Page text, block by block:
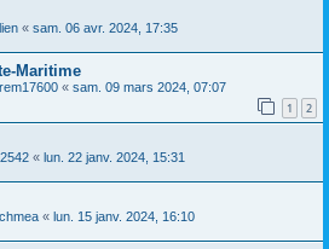
« sam. 06 avr. 2024, 17:35
Maritime
« sam. 09 mars 2024, 07:07
1 2
« lun. 22 janv. 2024, 15:31
« lun. 15 janv. 2024, 16:10